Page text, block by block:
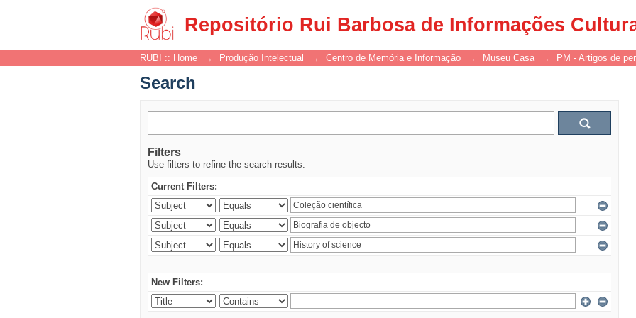
Repositório Rui Barbosa de Informações
Search
RUBI :: Home → Produção Intelectual → Centro de Memória e Informação → Museu Casa → PM - Artigos de
Search
Filters
Use filters to refine the search results.
Current Filters:
New Filters: